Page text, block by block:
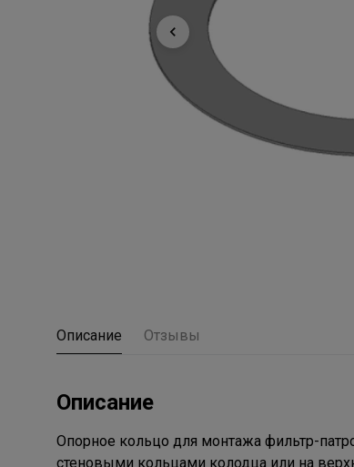
Описание Отзывы
Описание
Опорное кольцо для монтажа фильтр-
стеновыми кольцами колодца или на